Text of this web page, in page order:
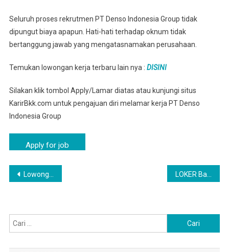
Seluruh proses rekrutmen PT Denso Indonesia Group tidak
dipungut biaya apapun. Hati-hati terhadap oknum tidak
bertanggung jawab yang mengatasnamakan perusahaan.
Temukan lowongan kerja terbaru lain nya : DISINI
Silakan klik tombol Apply/Lamar diatas atau kunjungi situs
KarirBkk.com untuk pengajuan diri melamar kerja PT Denso
Indonesia Group
Navigasi
Lowongan Kerja PT Denso Indonesia Kiarapedes, Purwakarta
untuk: